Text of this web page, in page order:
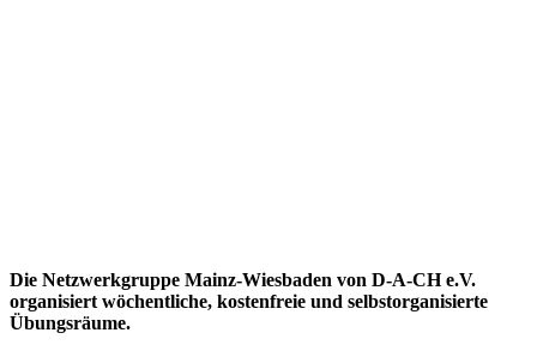
Die Netzwerkgruppe Mainz-Wiesbaden von D-A-CH e.V.
organisiert wöchentliche, kostenfreie und selbstorganisierte
Übungsräume.